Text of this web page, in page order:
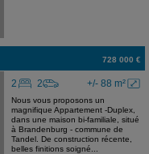
728 000 €
+/- 88 m²
2 2
Nous vous proposons un
magnifique Appartement -Duplex,
dans une maison bi-familiale, situé
à Brandenburg - commune de
Tandel. De construction récente,
belles finitions soigné...